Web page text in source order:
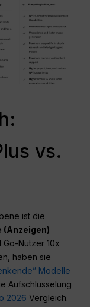
vs.
ist die
(Anzeigen)
Nutzer 10x
haben sie
Modelle
Aufschlüsselung
2026 Vergleich.